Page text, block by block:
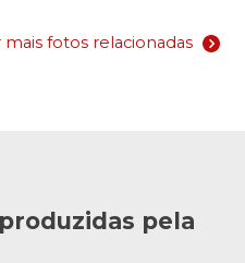
mais fotos relacionadas
pela